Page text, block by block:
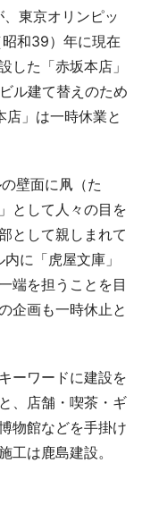
東京オリンピッ
和39）年に現在
した「赤坂本店」
ル建て替えのため
店」は一時休業と
壁面に凧（た
として人々の目を
として親しまれて
に「虎屋文庫」
端を担うことを目
企画も一時休止と
ーワードに建設を
、店舗・喫茶・ギ
物館などを手掛け
工は鹿島建設。